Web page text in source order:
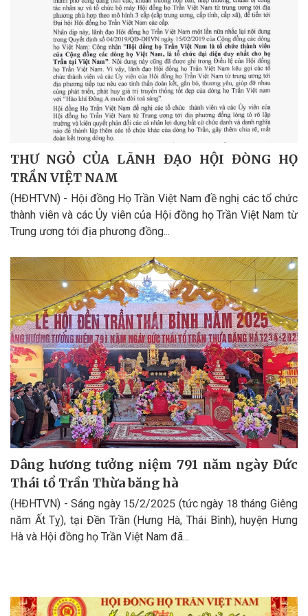
THƯ NGỎ CỦA LÃNH ĐẠO HỘI ĐÒNG HỌ
TRẦN VIỆT NAM
(HĐHTVN) - Hội đồng Họ Trần Việt Nam đề nghị các tổ chức
thành viên và các Ủy viên của Hội đồng họ Trần Việt Nam từ
Trung ương tới địa phương đồng...
Dâng hương tưởng niệm 791 năm ngày Đức
Thái tổ Trần Thừa băng hà
(HĐHTVN) - Sáng ngày 15/2/2025 (tức ngày 18 tháng Giêng
năm Ất Tỵ), tại Đền Trần (Hưng Hà, Thái Bình), huyện Hưng
Hà và Hội đồng họ Trần Việt Nam đã...